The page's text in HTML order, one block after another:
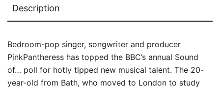
Description
Bedroom-pop singer, songwriter and producer
PinkPantheress has topped the BBC’s annual Sound
of… poll for hotly tipped new musical talent. The 20-
year-old from Bath, who moved to London to study